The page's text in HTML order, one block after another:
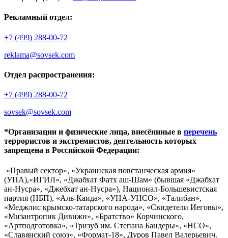
Рекламный отдел:
+7 (499) 288-00-72
reklama@sovsek.com
Отдел распространения:
+7 (499) 288-00-72
sovsek@sovsek.com
*Организации и физические лица, внесённные в перечень
террористов и экстремистов, деятельность которых
запрещена в Российской Федерации:
«Правый сектор», «Украинская повстанческая армия»
(УПА),«ИГИЛ», «Джабхат Фатх аш-Шам» (бывшая «Джабхат
ан-Нусра», «Джебхат ан-Нусра»), Национал-Большевистская
партия (НБП), «Аль-Каида», «УНА-УНСО», «Талибан»,
«Меджлис крымско-татарского народа», «Свидетели Иеговы»,
«Мизантропик Дивижн», «Братство» Корчинского,
«Артподготовка», «Тризуб им. Степана Бандеры», «НСО»,
«Славянский союз», «Формат-18», Дуров Павел Валерьевич.